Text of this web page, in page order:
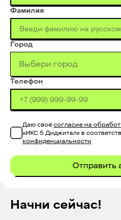
Фамилия
Город
Выбери город
Телефон
Даю своё согласие на
«ИКС 5 Диджитал» в
конфиденциальности
Отправить
Начни сейчас!